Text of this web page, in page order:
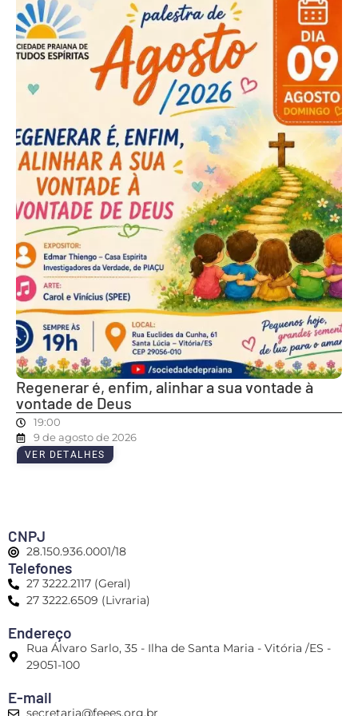
Regenerar é, enfim, alinhar a sua vontade à
vontade de Deus
19:00
9 de agosto de 2026
VER DETALHES
CNPJ
28.150.936.0001/18
Telefones
27 3222.2117 (Geral)
27 3222.6509 (Livraria)
Endereço
Rua Álvaro Sarlo, 35 - Ilha de Santa Maria - Vitória /ES -
29051-100
E-mail
secretaria@feees.org.br